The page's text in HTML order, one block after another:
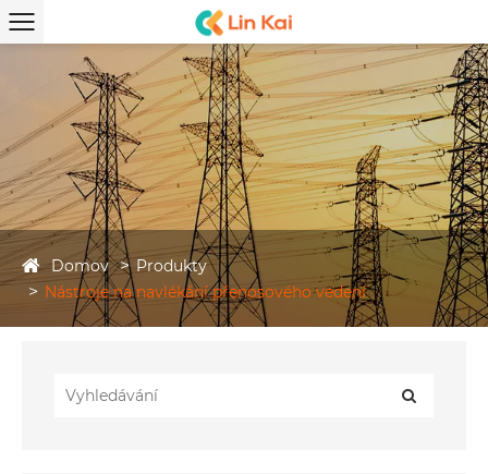
Domov
Produkty
Nástroje na navlékání přenosového vedení